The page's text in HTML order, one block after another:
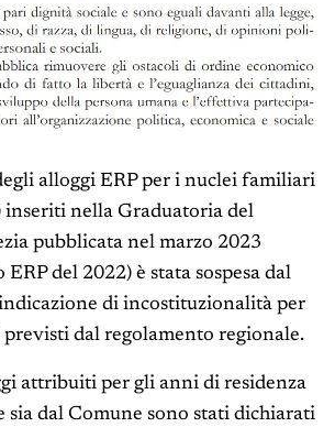
alloggi ERP per i nuclei familiari
inseriti nella Graduatoria del
pubblicata nel marzo 2023
del 2022) è stata sospesa dal
di incostituzionalità per
dal regolamento regionale.
attribuiti per gli anni di residenza
sia dal Comune sono stati dichiarati